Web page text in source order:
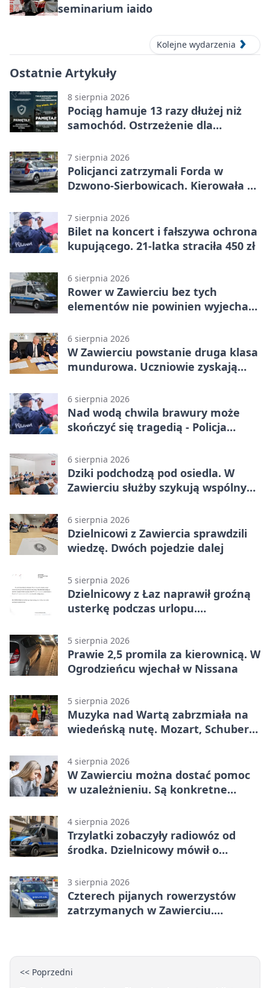
seminarium iaido
Kolejne wydarzenia
Ostatnie Artykuły
8 sierpnia 2026
Pociąg hamuje 13 razy dłużej niż
samochód. Ostrzeżenie dla
7 sierpnia 2026
Policjanci zatrzymali Forda w
Dzwono-Sierbowicach. Kierowała po
7 sierpnia 2026
Bilet na koncert i fałszywa ochrona
kupującego. 21-latka straciła 450 zł
6 sierpnia 2026
Rower w Zawierciu bez tych
elementów nie powinien wyjechać
6 sierpnia 2026
W Zawierciu powstanie druga klasa
mundurowa. Uczniowie zyskają
6 sierpnia 2026
Nad wodą chwila brawury może
skończyć się tragedią - Policja
6 sierpnia 2026
Dziki podchodzą pod osiedla. W
Zawierciu służby szykują wspólny
6 sierpnia 2026
Dzielnicowi z Zawiercia sprawdzili
wiedzę. Dwóch pojedzie dalej
5 sierpnia 2026
Dzielnicowy z Łaz naprawił groźną
usterkę podczas urlopu.
5 sierpnia 2026
Prawie 2,5 promila za kierownicą. W
Ogrodzieńcu wjechał w Nissana
5 sierpnia 2026
Muzyka nad Wartą zabrzmiała na
wiedeńską nutę. Mozart, Schubert i
4 sierpnia 2026
W Zawierciu można dostać pomoc
w uzależnieniu. Są konkretne
4 sierpnia 2026
Trzylatki zobaczyły radiowóz od
środka. Dzielnicowy mówił o
3 sierpnia 2026
Czterech pijanych rowerzystów
zatrzymanych w Zawierciu.
<< Poprzedni